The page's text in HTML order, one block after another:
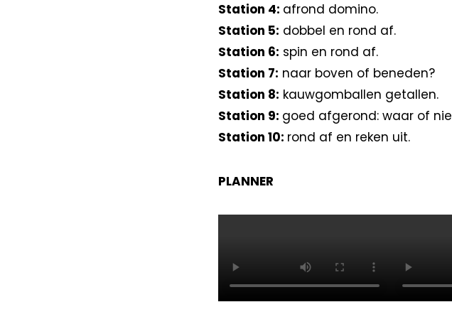
Station 4: afrond domino.
Station 5: dobbel en rond af.
Station 6: spin en rond af.
Station 7: naar boven of beneden?
Station 8: kauwgomballen getallen.
Station 9: goed afgerond: waar of
Station 10: rond af en reken uit.
PLANNER